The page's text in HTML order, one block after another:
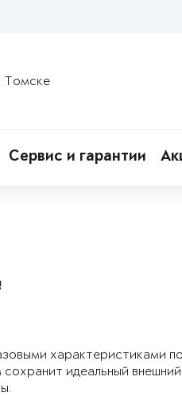
Томске
Сервис и гарантии
характеристиками
идеальный